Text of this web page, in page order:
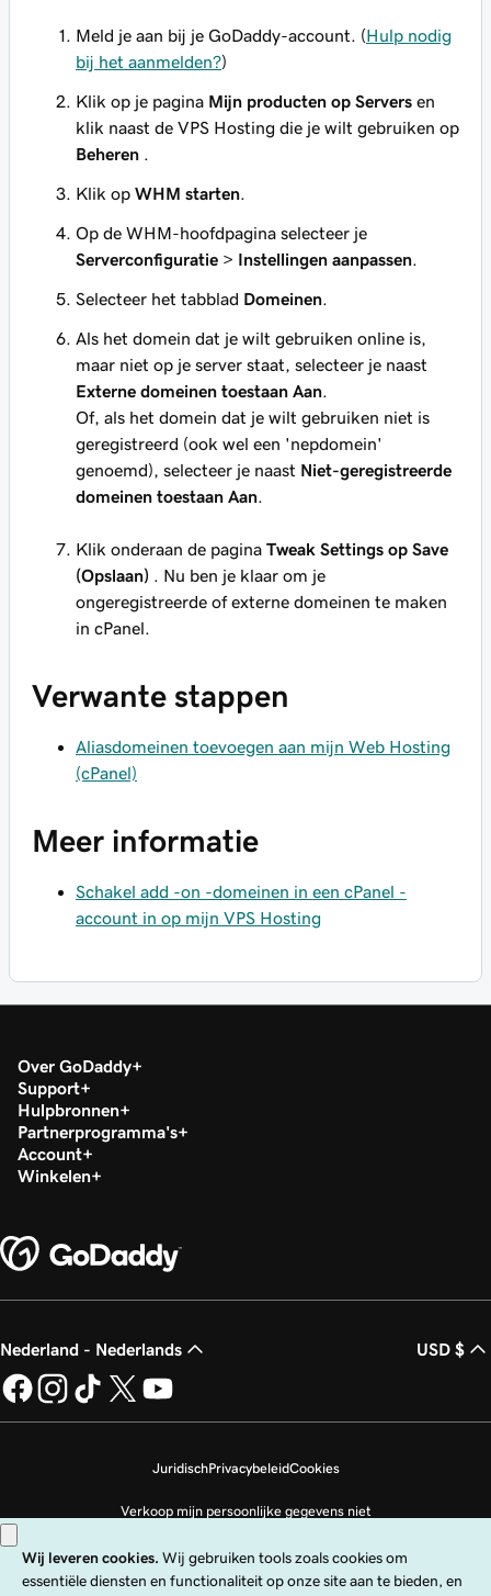
Meld je aan bij je GoDaddy-account. (Hulp nodig
bij het aanmelden?)
Klik op je pagina Mijn producten op Servers en
klik naast de VPS Hosting die je wilt gebruiken op
Beheren
Klik op WHM starten
Op de WHM-hoofdpagina selecteer je
Serverconfiguratie > Instellingen aanpassen
Selecteer het tabblad Domeinen
Als het domein dat je wilt gebruiken online is,
maar niet op je server staat, selecteer je naast
Externe domeinen toestaan Aan
Of, als het domein dat je wilt gebruiken niet is
geregistreerd (ook wel een 'nepdomein'
genoemd), selecteer je naast Niet-geregistreerde
domeinen toestaan Aan
Klik onderaan de pagina Tweak Settings op Save
(Opslaan) . Nu ben je klaar om je
ongeregistreerde of externe domeinen te maken
in cPanel.
Verwante stappen
Aliasdomeinen toevoegen aan mijn Web Hosting
(cPanel)
Meer informatie
Schakel add -on -domeinen in een cPanel -
account in op mijn VPS Hosting
Over GoDaddy
Support
Hulpbronnen
Partnerprogramma's
Account
Winkelen
Nederland - Nederlands USD $
JuridischPrivacybeleidCookies
Verkoop mijn persoonlijke gegevens niet
Copyright © 1999 - 2026 GoDaddy Operating Company, LLC. Alle rechten
voorbehouden. Het GoDaddy-woordmerk is een geregistreerd handelsmerk